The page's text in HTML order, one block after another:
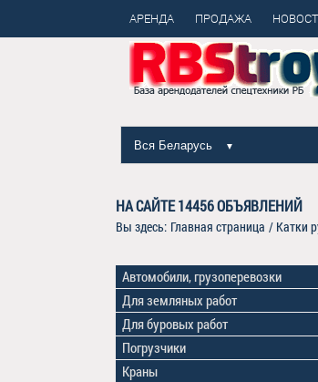
АРЕНДА ПРОДАЖА
Вся Беларусь ▼
НА САЙТЕ14456ОБЪЯВЛЕНИЙ
Вы здесь: Главная страница / Катки
Автомобили, грузоперевозки
Для земляных работ
Для буровых работ
Погрузчики
Краны